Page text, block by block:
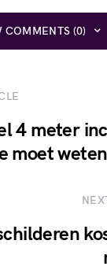
COMMENTS (0)
4 meter
moet weten